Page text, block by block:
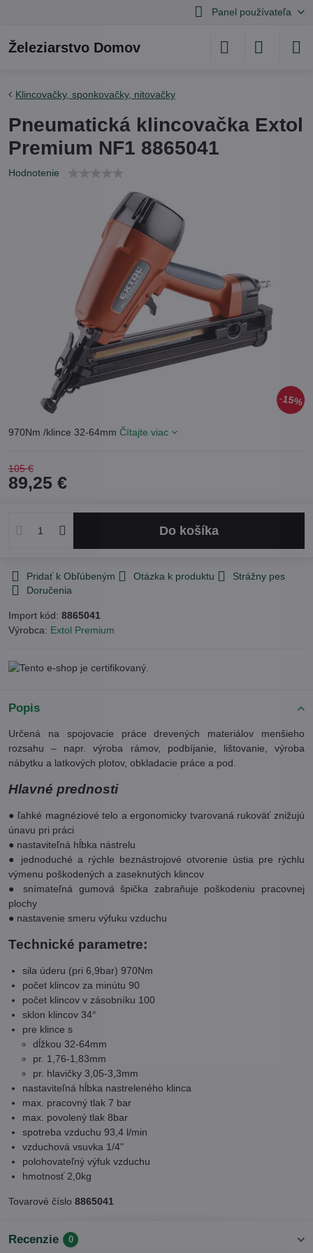
Panel používateľa
Železiarstvo Domov
15%
Klincovačky, sponkovačky, nitovačky
Pneumatická klincovačka Extol
Premium NF1 8865041
Hodnotenie
970Nm /klince 32-64mm Čítajte viac
105 €
89,25 €
Do košíka
Pridať k Obľúbeným Otázka k produktu
Strážny pes
Doručenia
Import kód: 8865041
Výrobca: Extol Premium
Popis
Určená na spojovacie práce drevených materiálov menšieho
rozsahu – napr. výroba rámov, podbíjanie, lištovanie, výroba
nábytku a latkových plotov, obkladacie práce a pod.
Hlavné prednosti
● ľahké magnéziové telo a ergonomicky tvarovaná rukoväť znižujú
únavu pri práci
● nastaviteľná hĺbka nástrelu
● jednoduché a rýchle beznástrojové otvorenie ústia pre rýchlu
výmenu poškodených a zaseknutých klincov
● snímateľná gumová špička zabraňuje poškodeniu pracovnej
plochy
● nastavenie smeru výfuku vzduchu
Technické parametre:
sila úderu (pri 6,9bar) 970Nm
počet klincov za minútu 90
počet klincov v zásobníku 100
sklon klincov 34°
pre klince s
dĺžkou 32-64mm
pr. 1,76-1,83mm
pr. hlavičky 3,05-3,3mm
nastaviteľná hĺbka nastreleného klinca
max. pracovný tlak 7 bar
max. povolený tlak 8bar
spotreba vzduchu 93,4 l/min
vzduchová vsuvka 1/4"
polohovateľný výfuk vzduchu
hmotnosť 2,0kg
Tovarové číslo 8865041
Recenzie 0